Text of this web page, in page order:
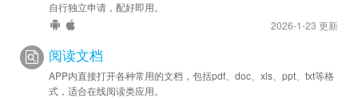
自行独立申请，配好即用。
2026-1-23 更新
阅读文档
APP内直接打开各种常用的文档，包括pdf、doc、xls、ppt、txt等格
式，适合在线阅读类应用。